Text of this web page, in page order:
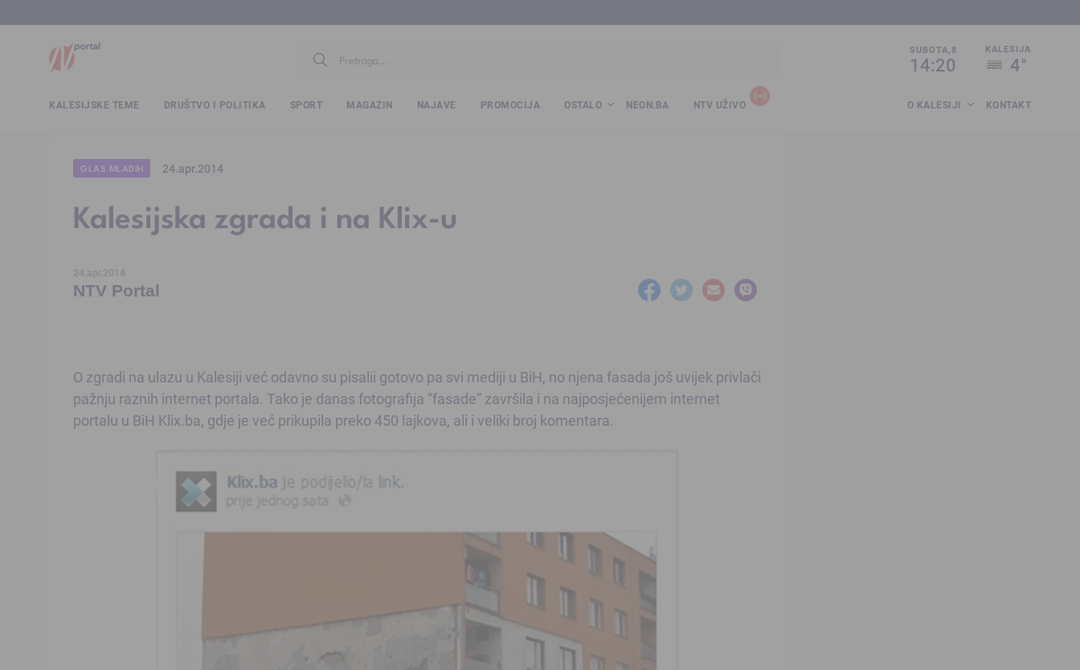
SUBOTA,8
14:20
KALESIJA
4°
KALESIJSKE TEME DRUŠTVO I POLITIKA SPORT MAGAZIN NAJAVE PROMOCIJA OSTALO NEON.BA NTV UŽIVO O KALESIJI KONTAKT
GLAS MLADIH 24.apr.2014
Kalesijska zgrada i na Klix-u
24.apr.2014
NTV Portal
O zgradi na ulazu u Kalesiji već odavno su pisalii gotovo pa svi mediji u BiH, no njena fasada još uvijek privlači
pažnju raznih internet portala. Tako je danas fotografija “fasade” završila i na najposjećenijem internet
portalu u BiH Klix.ba, gdje je već prikupila preko 450 lajkova, ali i veliki broj komentara.